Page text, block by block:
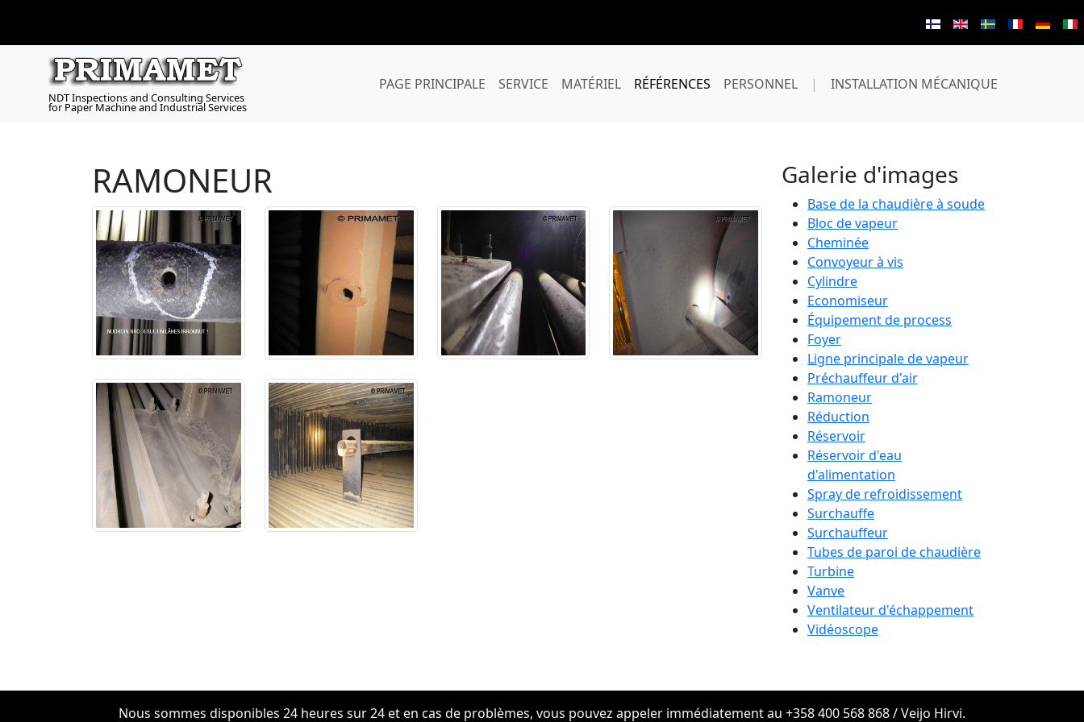
NDT Inspections and Consulting Services
for Paper Machine and Industrial Services
PAGE PRINCIPALE SERVICE MATÉRIEL RÉFÉRENCES PERSONNEL | INSTALLATION MÉCANIQUE
RAMONEUR Galerie d'images
Base de la chaudière à soude
Bloc de vapeur
Cheminée
Convoyeur à vis
Cylindre
Economiseur
Équipement de process
Foyer
Ligne principale de vapeur
Préchauffeur d'air
Ramoneur
Réduction
Réservoir
Réservoir d'eau
d'alimentation
Spray de refroidissement
Surchauffe
Surchauffeur
Tubes de paroi de chaudière
Turbine
Vanve
Ventilateur d'échappement
Vidéoscope
Nous sommes disponibles 24 heures sur 24 et en cas de problèmes, vous pouvez appeler immédiatement au +358 400 568 868/ Veijo Hirvi.